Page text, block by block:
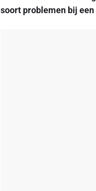
soort problemen bij